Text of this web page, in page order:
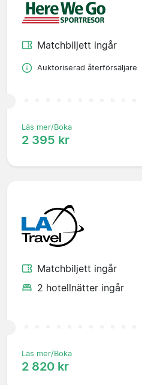
Matchbiljett ingår
Auktoriserad återförsäljare
Läs mer/Boka
2 395 kr
Matchbiljett ingår
2 hotellnätter ingår
Läs mer/Boka
2 820 kr